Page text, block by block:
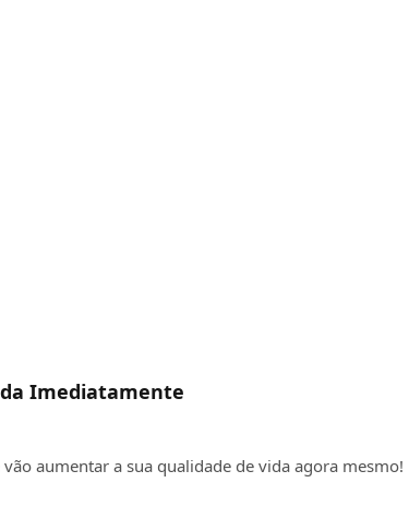
Imediatamente
aumentar a sua qualidade de vida agora mesmo!